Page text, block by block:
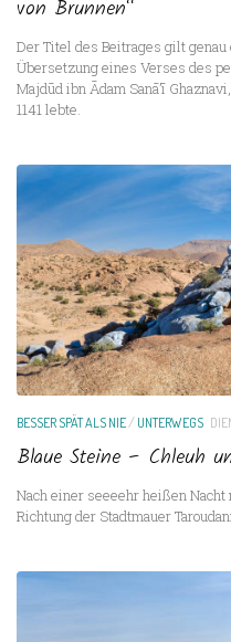
von Brunnen“
Der Titel des Beitrages gilt
Übersetzung eines Verses des
Majdūd ibn Ādam Sanā’ī
1141 lebte.
BESSER SPÄT ALS NIE/UNTERWEGS
Blaue Steine – Chleuh
Nach einer seeeehr heißen
Richtung der Stadtmauer